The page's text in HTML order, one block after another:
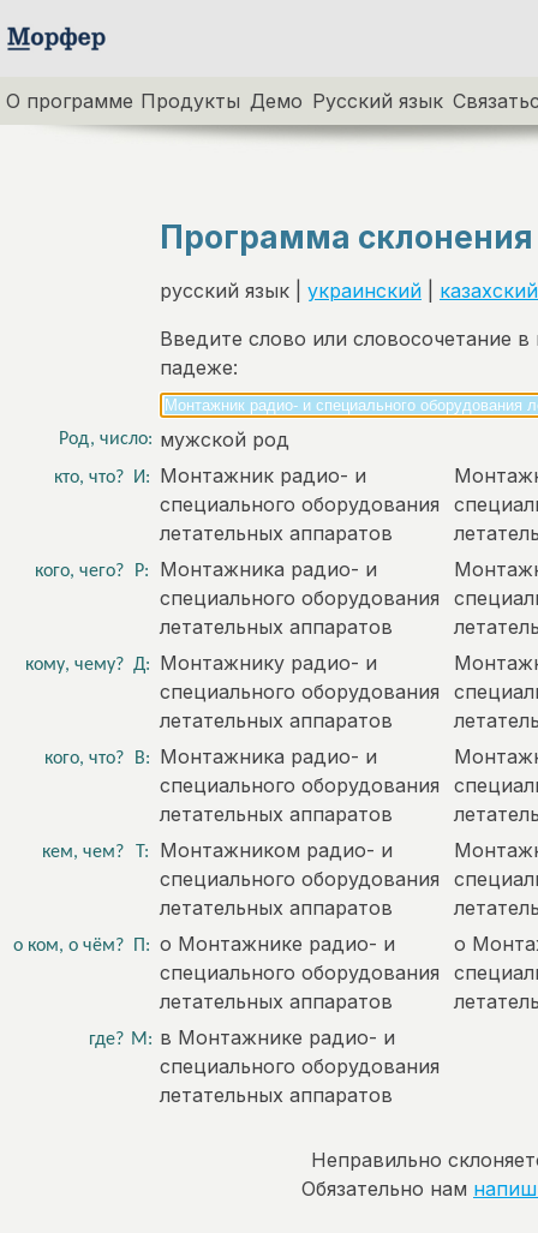
О программе Продукты Демо Русский язык
Программа
русский язык | украинский
казахский
Введите слово или словосочетание
падеже:
Род, число: мужской род
кто, что? И:
Монтажник радио- и
специального оборудования
летательных аппаратов
кого, чего? Р:
Монтажника радио- и
специального оборудования
летательных аппаратов
кому, чему? Д:
Монтажнику радио- и
специального оборудования
летательных аппаратов
кого, что? В:
Монтажника радио- и
специального оборудования
летательных аппаратов
кем, чем? Т:
Монтажником радио- и
специального оборудования
летательных аппаратов
о ком, о чём? П: о Монтажнике радио- и
специального оборудования
летательных аппаратов
о
где? М: в Монтажнике радио- и
специального оборудования
летательных аппаратов
Неправильно
Обязательно нам